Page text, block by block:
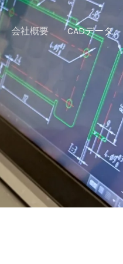
会社概要 CADデータ